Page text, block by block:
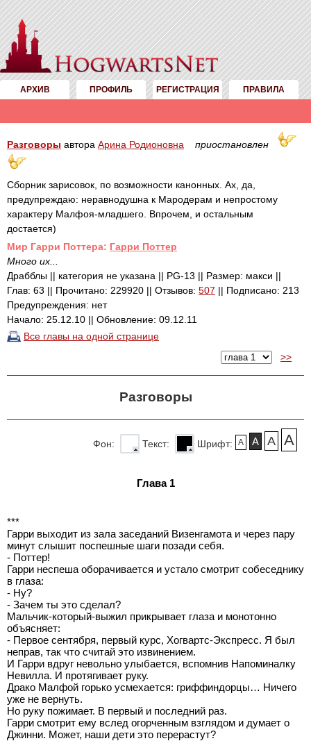
АРХИВ ПРОФИЛЬ РЕГИСТРАЦИЯ ПРАВИЛА
Разговоры автора Арина Родионовна приостановлен
Сборник зарисовок, по возможности канонных. Ах, да,
предупреждаю: неравнодушна к Мародерам и непростому
характеру Малфоя-младшего. Впрочем, и остальным
достается)
Mир Гарри Поттера: Гарри Поттер
Много их...
Драбблы || категория не указана || PG-13 || Размер: макси ||
Глав: 63 || Прочитано: 229920 || Отзывов: 507 || Подписано: 213
Предупреждения: нет
Начало: 25.12.10 || Обновление: 09.12.11
Все главы на одной странице
>>
Разговоры
A A A A
Шрифт:
Текст:
Фон:
Глава 1
***
Гарри выходит из зала заседаний Визенгамота и через пару
минут слышит поспешные шаги позади себя.
- Поттер!
Гарри неспеша оборачивается и устало смотрит собеседнику
в глаза:
- Ну?
- Зачем ты это сделал?
Мальчик-который-выжил прикрывает глаза и монотонно
объясняет:
- Первое сентября, первый курс, Хогвартс-Экспресс. Я был
неправ, так что считай это извинением.
И Гарри вдруг невольно улыбается, вспомнив Напоминалку
Невилла. И протягивает руку.
Драко Малфой горько усмехается: гриффиндорцы… Ничего
уже не вернуть.
Но руку пожимает. В первый и последний раз.
Гарри смотрит ему вслед огорченным взглядом и думает о
Джинни. Может, наши дети это перерастут?